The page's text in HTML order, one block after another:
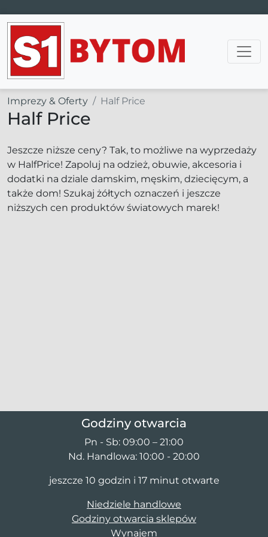
Main Navigation
Imprezy & Oferty Half Price
Half Price
Jeszcze niższe ceny? Tak, to możliwe na wyprzedaży
w HalfPrice! Zapoluj na odzież, obuwie, akcesoria i
dodatki na dziale damskim, męskim, dziecięcym, a
także dom! Szukaj żółtych oznaczeń i jeszcze
niższych cen produktów światowych marek!
Godziny otwarcia
Pn - Sb: 09:00 – 21:00
Nd. Handlowa: 10:00 - 20:00
jeszcze 10 godzin i 17 minut otwarte
Niedziele handlowe
Godziny otwarcia sklepów
Wynajem